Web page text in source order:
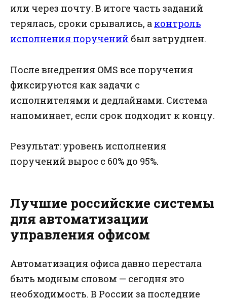
или через почту. В итоге часть заданий
терялась, сроки срывались, а контроль
исполнения поручений был затруднен.
После внедрения OMS все поручения
фиксируются как задачи с
исполнителями и дедлайнами. Система
напоминает, если срок подходит к концу.
Результат: уровень исполнения
поручений вырос с 60% до 95%.
Лучшие российские системы
для автоматизации
управления офисом
Автоматизация офиса давно перестала
быть модным словом — сегодня это
необходимость. В России за последние